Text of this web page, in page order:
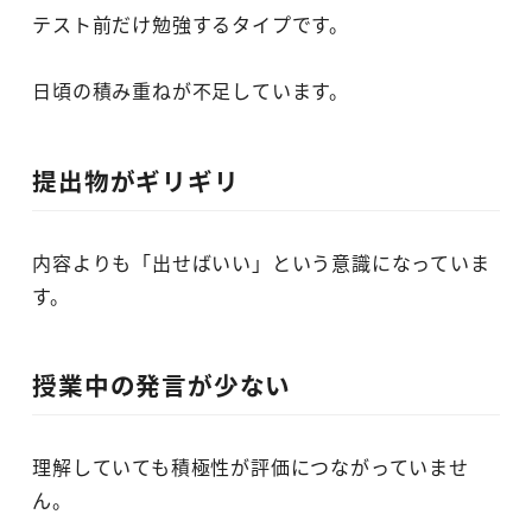
テスト前だけ勉強するタイプです。
日頃の積み重ねが不足しています。
提出物がギリギリ
内容よりも「出せばいい」という意識になっていま
す。
授業中の発言が少ない
理解していても積極性が評価につながっていませ
ん。